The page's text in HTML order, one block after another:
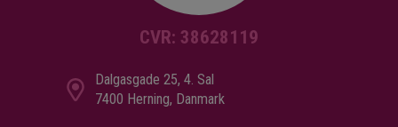
CVR: 38628119
Dalgasgade 25, 4. Sal
7400 Herning, Danmark